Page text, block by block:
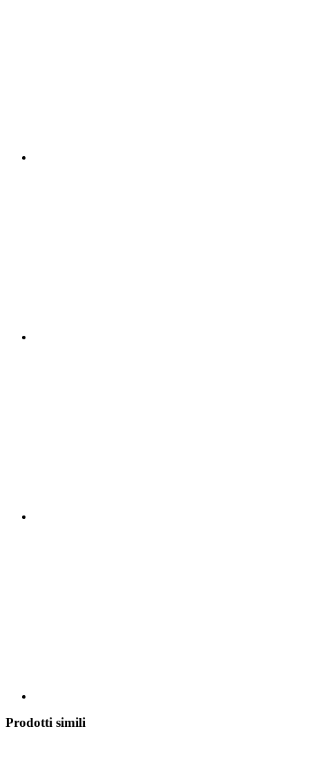
Prodotti simili